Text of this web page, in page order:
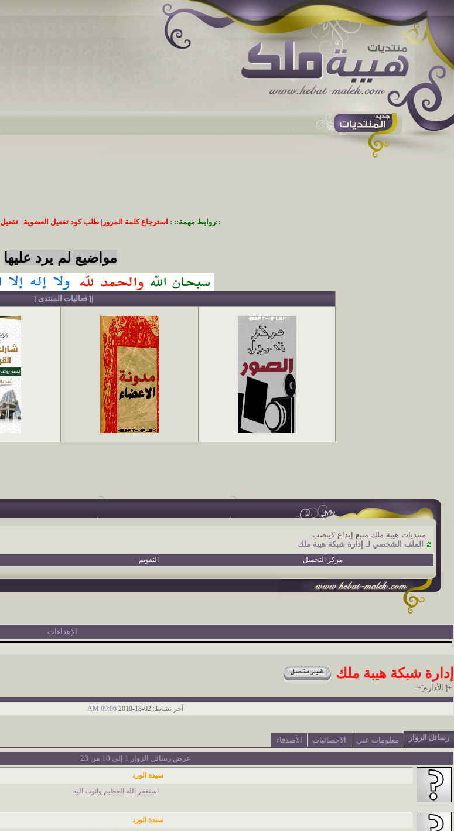
::روابط مهمة:: : استرجاع كلمة المرور |طلب كود تفعيل العضوية |
مواضيع لم يرد عليها
|[ فعاليات المنتدى ]|
منتديات هيبة ملك منبع إبداع لاينضب
الملف الشخصي لـ إدارة شبكة هيبة ملك
مركز التحميل
التقويم
الإهداءات
إدارة شبكة هيبة ملك
:+[ الأداره]+:
آخر نشاط: 09:06 AM
رسائل الزوار معلومات عني الاحصائيات الأصدقاء
عرض رسائل الزوار 1 إلى 10 من 23
سيدة الورد
استغفر الله العظيم واتوب اليه
سيدة الورد